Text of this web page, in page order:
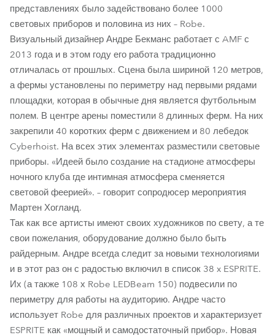
представлениях было задействовано более 1000
световых приборов и половина из них – Robe.
Визуальный дизайнер Андре Бекманс работает с AMF с
2013 года и в этом году его работа традиционно
отличалась от прошлых. Сцена была шириной 120 метров,
а фермы установлены по периметру над первыми рядами
площадки, которая в обычные дня является футбольным
полем. В центре арены поместили 8 длинных ферм. На них
закрепили 40 коротких ферм с движением и 80 лебедок
Cyberhoist. На всех этих элементах разместили световые
приборы. «Идеей было создание на стадионе атмосферы
ночного клуба где интимная атмосфера сменяется
световой феерией». – говорит сопродюсер мероприятия
Мартен Хогланд.
Так как все артисты имеют своих художников по свету, а те
свои пожелания, оборудование должно было быть
райдерным. Андре всегда следит за новыми технологиями
и в этот раз он с радостью включил в список 38 x ESPRITE.
Их (а также 108 х Robe LEDBeam 150) подвесили по
периметру для работы на аудиторию. Андре часто
использует Robe для различных проектов и характеризует
ESPRITE как «мощный и самодостаточный прибор». Новая